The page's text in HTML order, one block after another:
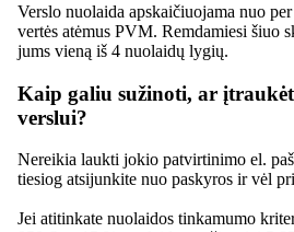
Verslo nuolaida apskaičiuojama nuo
vertės atėmus PVM. Remdamiesi šiuo
jums vieną iš 4 nuolaidų lygių.
Kaip galiu sužinoti, ar
verslui?
Nereikia laukti jokio patvirtinimo el.
tiesiog atsijunkite nuo paskyros ir vėl
Jei atitinkate nuolaidos tinkamumo